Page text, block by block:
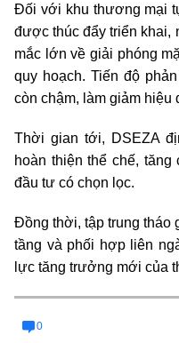
Đối với khu thương mại
được thúc đẩy triển khai,
mắc lớn về giải phóng
quy hoạch. Tiến độ
còn chậm, làm giảm hiệu
Thời gian tới, DSEZA
hoàn thiện thể chế,
đầu tư có chọn lọc.
Đồng thời, tập trung tháo
tầng và phối hợp liên
lực tăng trưởng mới của
0